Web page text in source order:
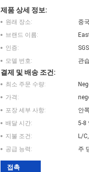
제품 상세 정보:
원래 장소:
중
브랜드 이름:
인증:
SGS
모델 번호:
관습
결제 및 배송 조건:
최소 주문 수량:
가격:
포장 세부 사항:
안
배달 시간:
5-8
지불 조건:
L/
공급 능력:
주
접촉